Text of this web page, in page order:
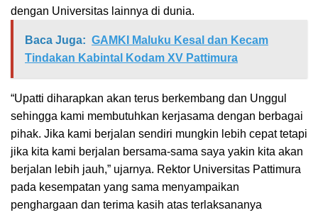
dengan Universitas lainnya di dunia.
Baca Juga: GAMKI Maluku Kesal dan Kecam
Tindakan Kabintal Kodam XV Pattimura
“Upatti diharapkan akan terus berkembang dan Unggul
sehingga kami membutuhkan kerjasama dengan berbagai
pihak. Jika kami berjalan sendiri mungkin lebih cepat tetapi
jika kita kami berjalan bersama-sama saya yakin kita akan
berjalan lebih jauh,” ujarnya. Rektor Universitas Pattimura
pada kesempatan yang sama menyampaikan
penghargaan dan terima kasih atas terlaksananya